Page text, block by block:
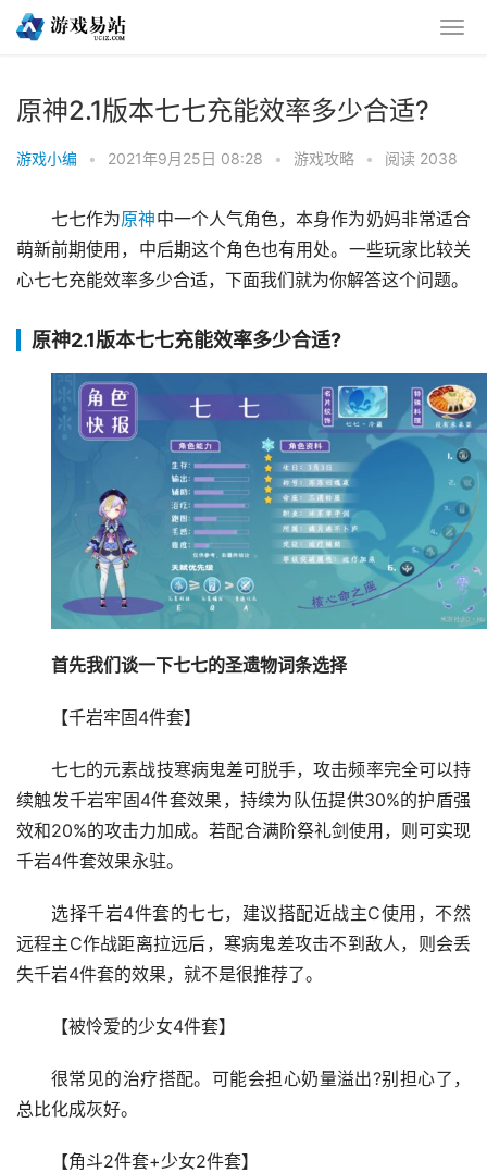
原神2.1版本七七充能效率多少合适?
游戏小编 • 2021年9月25日 08:28 • 游戏攻略 • 阅读 2038
七七作为原神中一个人气角色，本身作为奶妈非常适合
萌新前期使用，中后期这个角色也有用处。一些玩家比较关
心七七充能效率多少合适，下面我们就为你解答这个问题。
原神2.1版本七七充能效率多少合适?
首先我们谈一下七七的圣遗物词条选择
【千岩牢固4件套】
七七的元素战技寒病鬼差可脱手，攻击频率完全可以持
续触发千岩牢固4件套效果，持续为队伍提供30%的护盾强
效和20%的攻击力加成。若配合满阶祭礼剑使用，则可实现
千岩4件套效果永驻。
选择千岩4件套的七七，建议搭配近战主C使用，不然
远程主C作战距离拉远后，寒病鬼差攻击不到敌人，则会丢
失千岩4件套的效果，就不是很推荐了。
【被怜爱的少女4件套】
很常见的治疗搭配。可能会担心奶量溢出?别担心了，
总比化成灰好。
【角斗2件套+少女2件套】